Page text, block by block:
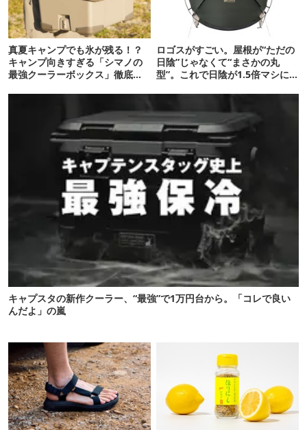
真夏キャンプでも氷が残る！？
キャンプ向きすぎる「シマノの
最強クーラーボックス」徹底解
ロゴスがすごい。屋根が“ただの
日陰”じゃなくて“まさかの丸
型”。これで日陰が1.5倍マシに
キャプスタの新作クーラー、“最強”で1万円台から。「コレで良い
んだよ」の嵐